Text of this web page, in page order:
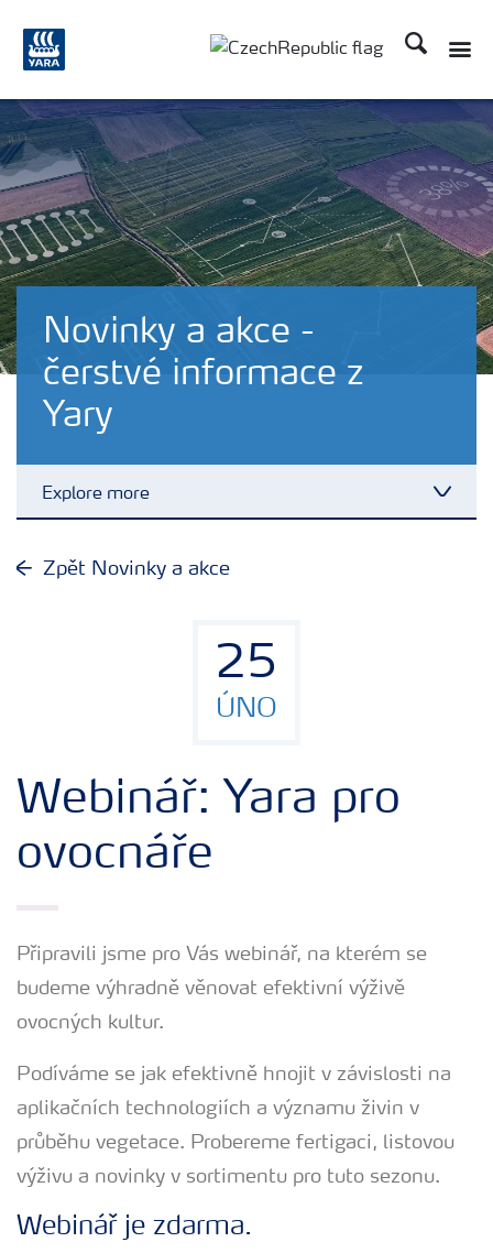
Hledat
Novinky a akce -
čerstvé informace z
Yary
Explore more
Dokumenty
Kontakty
Zpět Novinky a akce
25
ÚNO
Webinář: Yara pro
ovocnáře
Připravili jsme pro Vás webinář, na kterém se
budeme výhradně věnovat efektivní výživě
ovocných kultur.
Podíváme se jak efektivně hnojit v závislosti na
aplikačních technologiích a významu živin v
průběhu vegetace. Probereme fertigaci, listovou
výživu a novinky v sortimentu pro tuto sezonu.
Webinář je zdarma.